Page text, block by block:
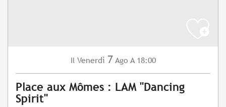
Il Venerdì 7 Ago A 18:00
Place aux Mômes : LAM "Dancing
Spirit"